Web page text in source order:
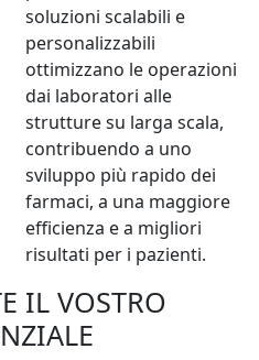
soluzioni scalabili e
personalizzabili
ottimizzano le operazioni
dai laboratori alle
strutture su larga scala,
contribuendo a uno
sviluppo più rapido dei
farmaci, a una maggiore
efficienza e a migliori
risultati per i pazienti.
IL VOSTRO